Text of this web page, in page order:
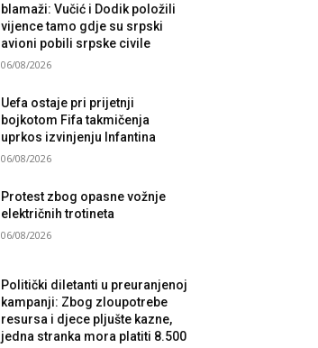
blamaži: Vučić i Dodik položili
vijence tamo gdje su srpski
avioni pobili srpske civile
06/08/2026
Uefa ostaje pri prijetnji
bojkotom Fifa takmičenja
uprkos izvinjenju Infantina
06/08/2026
Protest zbog opasne vožnje
električnih trotineta
06/08/2026
Politički diletanti u preuranjenoj
kampanji: Zbog zloupotrebe
resursa i djece pljušte kazne,
jedna stranka mora platiti 8.500